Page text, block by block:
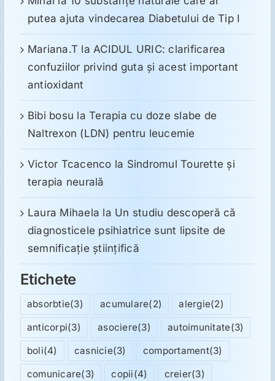
putea ajuta vindecarea Diabetului de Tip I
Mariana.T la ACIDUL URIC: clarificarea
confuziilor privind guta și acest important
antioxidant
Bibi bosu laTerapia cu doze slabe de
Naltrexon (LDN) pentru leucemie
Victor Tcacenco la Sindromul Tourette şi
terapia neurală
Laura Mihaela la Un studiu descoperă că
diagnosticele psihiatrice sunt lipsite de
semnificație științifică
Etichete
absorbtie(3) acumulare(2) alergie(2)
anticorpi(3) asociere(3) autoimunitate(3)
boli(4) casnicie(3) comportament(3)
comunicare(3) copii(4) creier(3)